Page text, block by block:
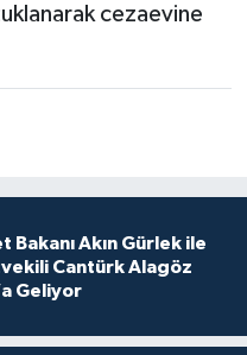
cezaevine
Bakanı Akın Gürlek ile
Cantürk Alagöz
Geliyor